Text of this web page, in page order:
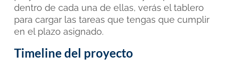
dentro de cada una de ellas, verás el tablero
para cargar las tareas que tengas que cumplir
en el plazo asignado.
Timeline del proyecto